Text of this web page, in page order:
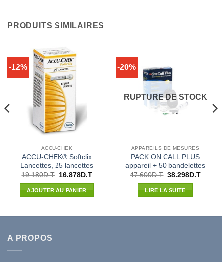
PRODUITS SIMILAIRES
-12%
ACCU-CHEK
ACCU-CHEK® Softclix
Lancettes, 25 lancettes
19.180D.T
Le
initial
était :
16.878D.TLe
AJOUTER AU PANIER
-20%
RUPTURE DE STOCK
APPAREILS DE MESURES
PACK ON CALL PLUS
appareil + 50 bandelettes
47.600D.T Le
initial
était :
38.298D.TLe
LIRE LA SUITE
A PROPOS